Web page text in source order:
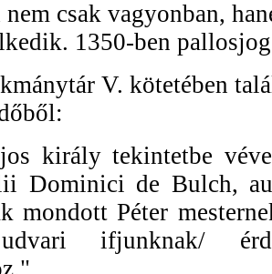
csak vagyonban,
1350-ben
V. kötetében
király tekintetbe
Dominici de Bulch,
mondott Péter
ifjunknak/